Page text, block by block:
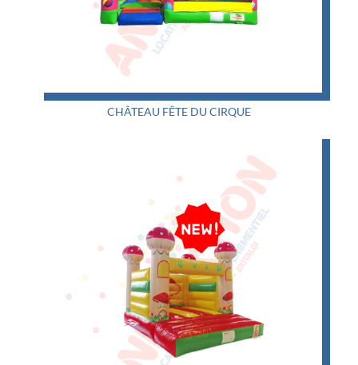
CHÂTEAU FÊTE DU CIRQUE